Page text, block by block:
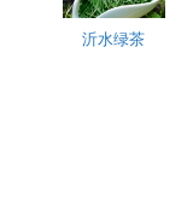
沂水绿茶